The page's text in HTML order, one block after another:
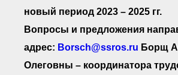
новый период 2023 – 2025 гг.
Вопросы и предложения
адрес: Borsch@ssros.ru Борщ
Олеговны – координатора